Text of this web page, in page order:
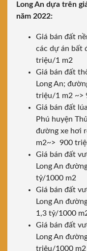
Long An dựa trên
năm 2022:
Giá bán đất
các dự án bất
triệu/1 m2
Giá bán đất
Long An;
triệu/1 m2 ~>
Giá bán đất
Phú huyện
đường xe hơi
m2~> 900
Giá bán đất
Long An
tỷ/1000 m2
Giá bán đất
Long An
1,3 tỷ/1000
Giá bán đất
Long An
triệu/1000